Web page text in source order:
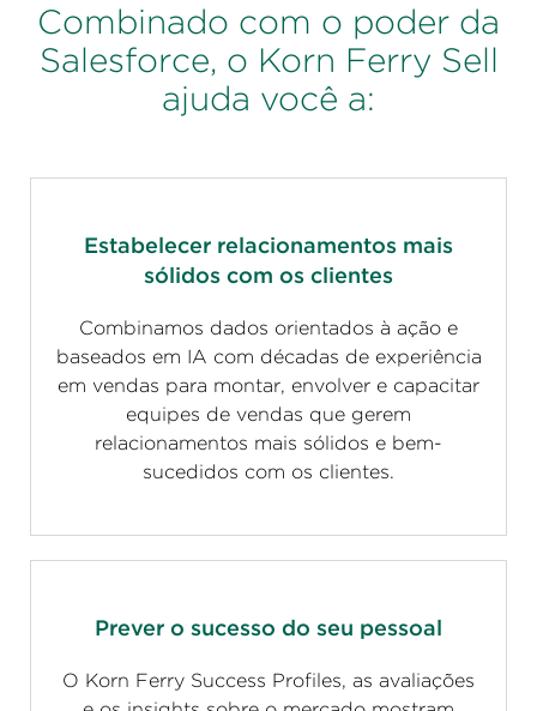
Combinado com o poder da
Salesforce, o Korn Ferry Sell
ajuda você a:
Estabelecer relacionamentos mais
sólidos com os clientes
Combinamos dados orientados à ação e
baseados em IA com décadas de experiência
em vendas para montar, envolver e capacitar
equipes de vendas que gerem
relacionamentos mais sólidos e bem-
sucedidos com os clientes.
Prever o sucesso do seu pessoal
O Korn Ferry Success Profiles, as avaliações